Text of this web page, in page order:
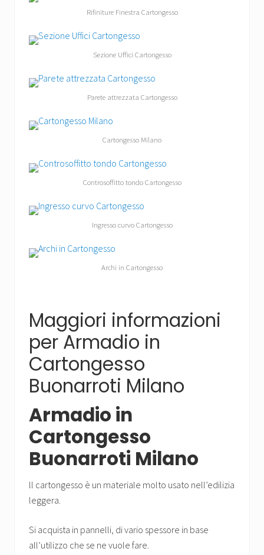
Rifiniture Finestra Cartongesso
Sezione Uffici Cartongesso
Parete attrezzata Cartongesso
Cartongesso Milano
Controsoffitto tondo Cartongesso
Ingresso curvo Cartongesso
Archi in Cartongesso
Maggiori informazioni
per Armadio in
Cartongesso
Buonarroti Milano
Armadio in
Cartongesso
Buonarroti Milano
ll cartongesso è un materiale molto usato nell’edilizia
leggera.
Si acquista in pannelli, di vario spessore in base
all’utilizzo che se ne vuole fare.